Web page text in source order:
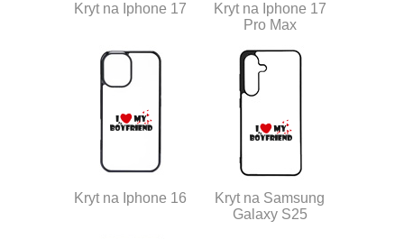
Kryt na Iphone 17
Kryt na Iphone 17
Pro Max
Kryt na Iphone 16
Kryt na Samsung
Galaxy S25